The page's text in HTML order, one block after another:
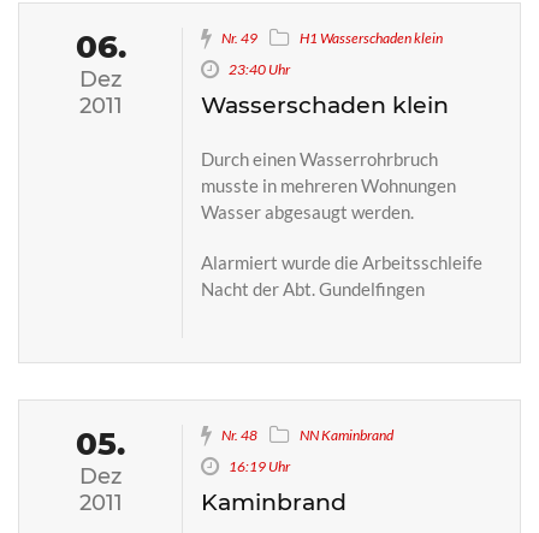
06.
Dez
2011
Nr. 49
H1 Wasserschaden klein
23:40 Uhr
Wasserschaden klein
Durch einen Wasserrohrbruch
musste in mehreren Wohnungen
Wasser abgesaugt werden.
Alarmiert wurde die Arbeitsschleife
Nacht der Abt. Gundelfingen
05.
Dez
2011
Nr. 48
NN Kaminbrand
16:19 Uhr
Kaminbrand